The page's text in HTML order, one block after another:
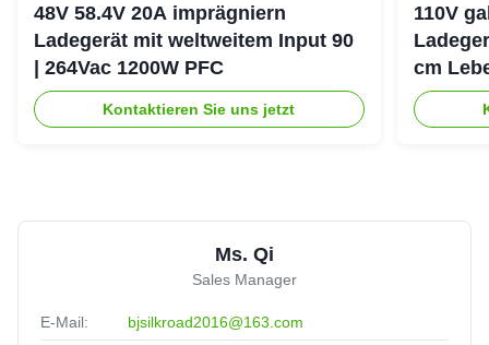
48V 58.4V 20A imprägniern
Ladegerät mit weltweitem Input 90
| 264Vac 1200W PFC
Kontaktieren Sie uns jetzt
110V
cm
Ms. Qi
Sales Manager
E-Mail: bjsilkroad2016@163.com